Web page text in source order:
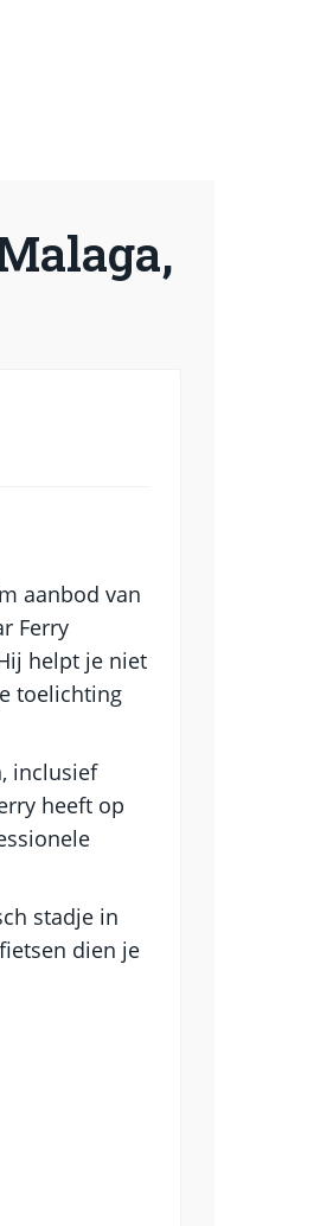
aanbod van
Ferry
helpt je niet
toelichting
inclusief
heeft op
stadje in
dien je